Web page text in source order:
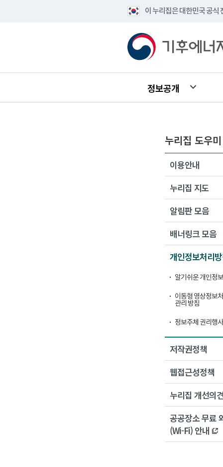
이 누리집은 대한민국 공식
정보공개
누리집 도우미
이용안내
누리집 지도
알림판 모음
배너링크 모음
개인정보처리
알기쉬운 개인정
이동형 영상정보
관리 방침
정보주체 권리행
저작권정책
웹접근성정책
누리집 개선의
공공장소 무료
(Wi-Fi) 안내